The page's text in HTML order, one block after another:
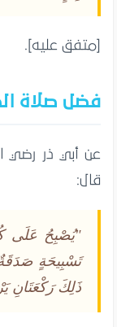
[متفق عليه].
فضل صلاة
عن أبي ذر رضي
قال:
"يُصْبِحُ عَلَى
تَسْبِيحَةٍ
ذَلِكَ رَكْعَتَانِ